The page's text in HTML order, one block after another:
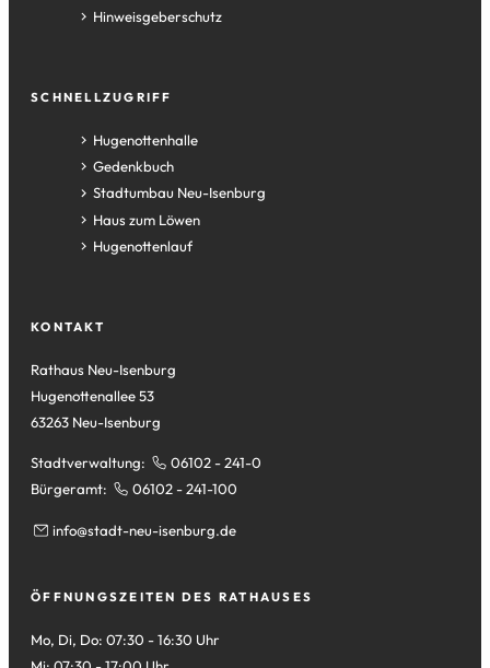
Hinweisgeberschutz
SCHNELLZUGRIFF
Hugenottenhalle
(Öffnet
in
einem
neuen
Tab)
Gedenkbuch
(Öffnet
in
einem
neuen
Stadtumbau Neu-Isenburg
(Öffnet
in
einem
Haus zum Löwen
(Öffnet
in
Tab)
Hugenottenlauf
(Öffnet
neuen
KONTAKT
Rathaus Neu-Isenburg
Hugenottenallee 53
63263 Neu-Isenburg
Stadtverwaltung:
06102 - 241-0
Bürgeramt:
06102 - 241-100
info stadt-neu-isenburg de
ÖFFNUNGSZEITEN DES RATHAUSES
Mo, Di, Do: 07:30 - 16:30 Uhr